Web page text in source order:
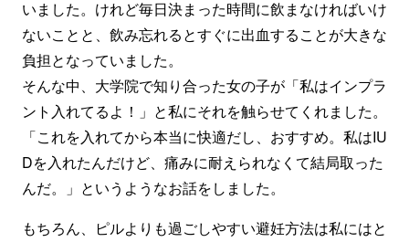
いました。けれど毎日決まった時間に飲まなければいけ
ないことと、飲み忘れるとすぐに出血することが大きな
負担となっていました。
そんな中、大学院で知り合った女の子が「私はインプラ
ント入れてるよ！」と私にそれを触らせてくれました。
「これを入れてから本当に快適だし、おすすめ。私はIU
Dを入れたんだけど、痛みに耐えられなくて結局取った
んだ。」というようなお話をしました。
もちろん、ピルよりも過ごしやすい避妊方法は私にはと